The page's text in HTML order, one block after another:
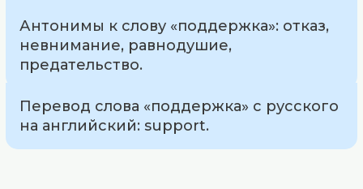
Антонимы к слову «поддержка»: отказ,
невнимание, равнодушие,
предательство.
Перевод слова «поддержка» с русского
на английский: support.